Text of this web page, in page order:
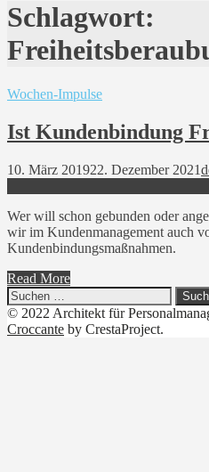
Schlagwort:
Wochen-Impulse
Ist Kundenbindung
10. März 201922. Dezember 2021
Wer will schon gebunden oder
wir im Kundenmanagement auch
Kundenbindungsmaßnahmen.
Read More
Suchen
nach:
© 2022 Architekt für
Croccante by CrestaProject.